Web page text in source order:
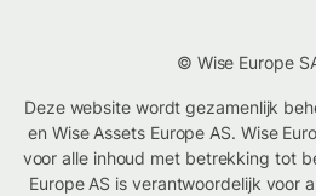
© Wise Europe
Deze website wordt gezamenlijk
en Wise Assets Europe AS. Wise
voor alle inhoud met betrekking tot
Europe AS is verantwoordelijk voor